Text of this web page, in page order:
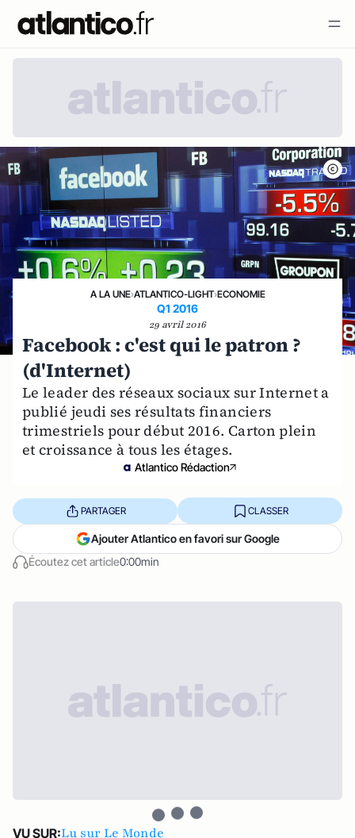
A LA UNE›ATLANTICO-LIGHT›ECONOMIE
Q1 2016
29 avril 2016
Facebook : c'est qui le patron ?
(d'Internet)
Le leader des réseaux sociaux sur Internet a
publié jeudi ses résultats financiers
trimestriels pour début 2016. Carton plein
et croissance à tous les étages.
Atlantico Rédaction
Écoutez cet article0:00min
PARTAGER CLASSER
Ajouter Atlantico en favori sur Google
VU SUR:Lu sur Le Monde